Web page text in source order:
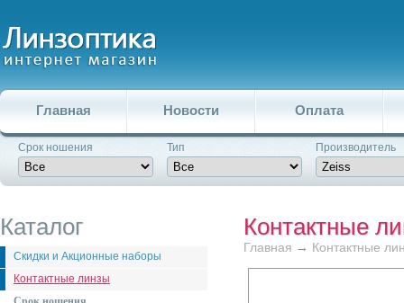
Главная Новости Оплата
Срок ношения Тип Производитель
Каталог
Скидки и Акционные наборы
Контактные линзы
Контактные
Главная → Контактные